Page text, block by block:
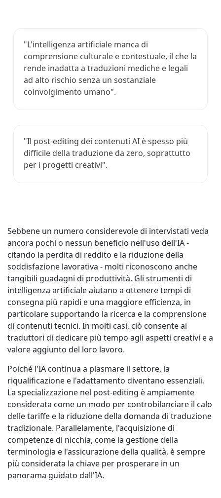
"L'intelligenza artificiale manca di
comprensione culturale e contestuale, il che la
rende inadatta a traduzioni mediche e legali
ad alto rischio senza un sostanziale
coinvolgimento umano".
"Il post-editing dei contenuti AI è spesso più
difficile della traduzione da zero, soprattutto
per i progetti creativi".
Sebbene un numero considerevole di intervistati veda
ancora pochi o nessun beneficio nell'uso dell'IA -
citando la perdita di reddito e la riduzione della
soddisfazione lavorativa - molti riconoscono anche
tangibili guadagni di produttività. Gli strumenti di
intelligenza artificiale aiutano a ottenere tempi di
consegna più rapidi e una maggiore efficienza, in
particolare supportando la ricerca e la comprensione
di contenuti tecnici. In molti casi, ciò consente ai
traduttori di dedicare più tempo agli aspetti creativi e a
valore aggiunto del loro lavoro.
Poiché l'IA continua a plasmare il settore, la
riqualificazione e l'adattamento diventano essenziali.
La specializzazione nel post-editing è ampiamente
considerata come un modo per controbilanciare il calo
delle tariffe e la riduzione della domanda di traduzione
tradizionale. Parallelamente, l'acquisizione di
competenze di nicchia, come la gestione della
terminologia e l'assicurazione della qualità, è sempre
più considerata la chiave per prosperare in un
panorama guidato dall'IA.